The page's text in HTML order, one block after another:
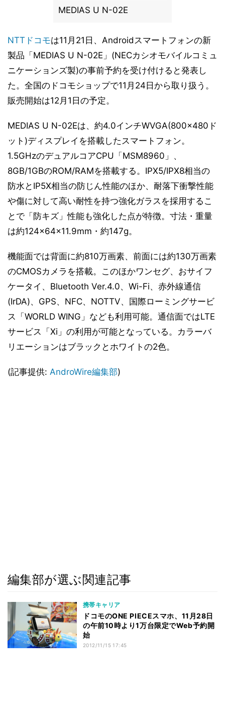
MEDIAS U N-02E
NTTドコモは11月21日、Androidスマートフォンの新
製品「MEDIAS U N-02E」(NECカシオモバイルコミュ
ニケーションズ製)の事前予約を受け付けると発表し
た。全国のドコモショップで11月24日から取り扱う。
販売開始は12月1日の予定。
MEDIAS U N-02Eは、約4.0インチWVGA(800×480ド
ット)ディスプレイを搭載したスマートフォン。
1.5GHzのデュアルコアCPU「MSM8960」、
8GB/1GBのROM/RAMを搭載する。IPX5/IPX8相当の
防水とIP5X相当の防じん性能のほか、耐落下衝撃性能
や傷に対して高い耐性を持つ強化ガラスを採用するこ
とで「防キズ」性能も強化した点が特徴。寸法・重量
は約124×64×11.9mm・約147g。
機能面では背面に約810万画素、前面には約130万画素
のCMOSカメラを搭載。このほかワンセグ、おサイフ
ケータイ、Bluetooth Ver.4.0、Wi-Fi、赤外線通信
(IrDA)、GPS、NFC、NOTTV、国際ローミングサービ
ス「WORLD WING」なども利用可能。通信面ではLTE
サービス「Xi」の利用が可能となっている。カラーバ
リエーションはブラックとホワイトの2色。
(記事提供: AndroWire編集部)
編集部が選ぶ関連記事
携帯キャリア
ドコモのONE PIECEスマホ、11月28日
の午前10時より1万台限定でWeb予約開
始
2012/11/15 17:45